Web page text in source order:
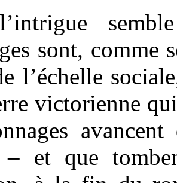
sont,
l’échelle
victorienne
– et que